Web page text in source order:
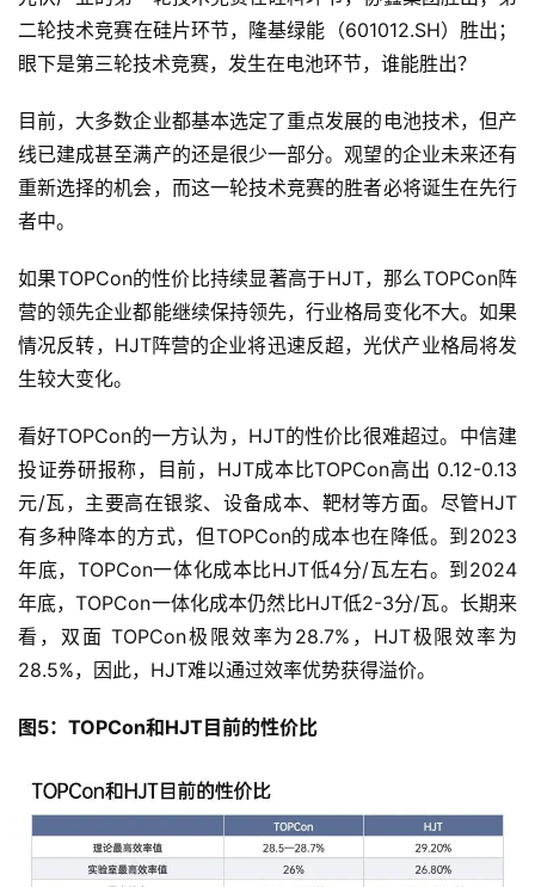
二轮技术竞赛在硅片环节，隆基绿能（601012.SH）胜出；
眼下是第三轮技术竞赛，发生在电池环节，谁能胜出？
目前，大多数企业都基本选定了重点发展的电池技术，但产
线已建成甚至满产的还是很少一部分。观望的企业未来还有
重新选择的机会，而这一轮技术竞赛的胜者必将诞生在先行
者中。
如果TOPCon的性价比持续显著高于HJT，那么TOPCon阵
营的领先企业都能继续保持领先，行业格局变化不大。如果
情况反转，HJT阵营的企业将迅速反超，光伏产业格局将发
生较大变化。
看好TOPCon的一方认为，HJT的性价比很难超过。中信建
投证券研报称，目前，HJT成本比TOPCon高出 0.12-0.13
元/瓦，主要高在银浆、设备成本、靶材等方面。尽管HJT
有多种降本的方式，但TOPCon的成本也在降低。到2023
年底，TOPCon一体化成本比HJT低4分/瓦左右。到2024
年底，TOPCon一体化成本仍然比HJT低2-3分/瓦。长期来
看，双面 TOPCon极限效率为28.7%，HJT极限效率为
28.5%，因此，HJT难以通过效率优势获得溢价。
图5：TOPCon和HJT目前的性价比